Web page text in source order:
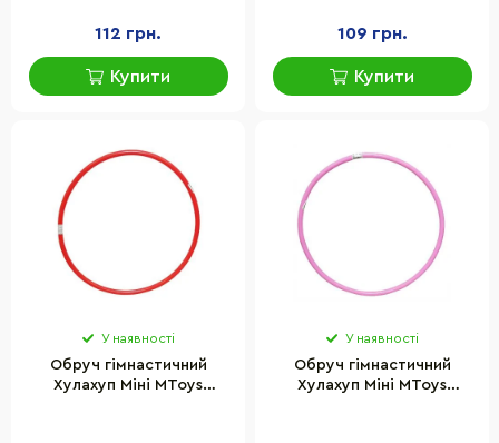
112 грн.
Купити
109 грн.
Купити
У наявності
Обруч гімнастичний
Хулахуп Міні MToys
У наявності
Обруч гімнастичний
Хулахуп Міні MToys